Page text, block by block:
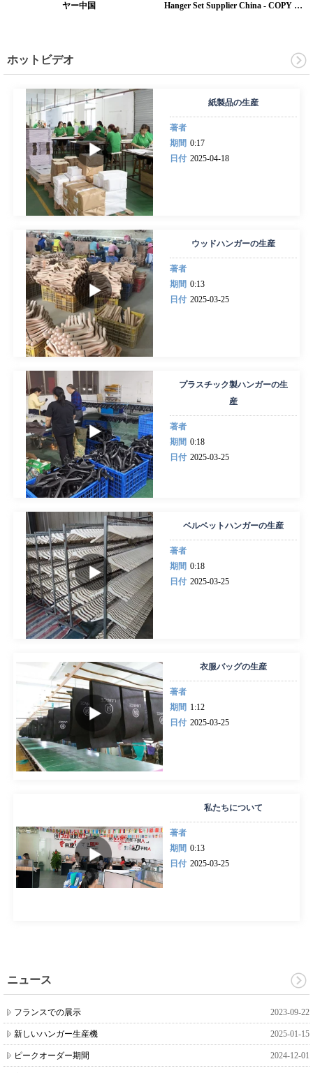
ヤー中国
Hanger Set Supplier China - COPY -
ホットビデオ
紙製品の生産
著者
期間 0:17
日付 2025-04-18
ウッドハンガーの生産
著者
期間 0:13
日付 2025-03-25
プラスチック製ハンガーの生
産
著者
期間 0:18
日付 2025-03-25
ベルベットハンガーの生産
著者
期間 0:18
日付 2025-03-25
衣服バッグの生産
著者
期間 1:12
日付 2025-03-25
私たちについて
著者
期間 0:13
日付 2025-03-25
ニュース
フランスでの展示 2023-09-22
新しいハンガー生産機 2025-01-15
ピークオーダー期間 2024-12-01